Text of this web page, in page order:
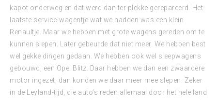
kapot onderweg en dat werd dan ter plekke gerepareerd. Het
laatste service-wagentje wat we hadden was een klein
Renaultje. Maar we hebben met grote wagens gereden om te
kunnen slepen. Later gebeurde dat niet meer. We hebben best
wel gekke dingen gedaan. We hebben ook wel sleepwagens
gebouwd, een Opel Blitz. Daar hebben we dan een zwaardere
motor ingezet, dan konden we daar meer mee slepen. Zeker
in de Leyland-tijd, die auto’s reden allemaal door het hele land